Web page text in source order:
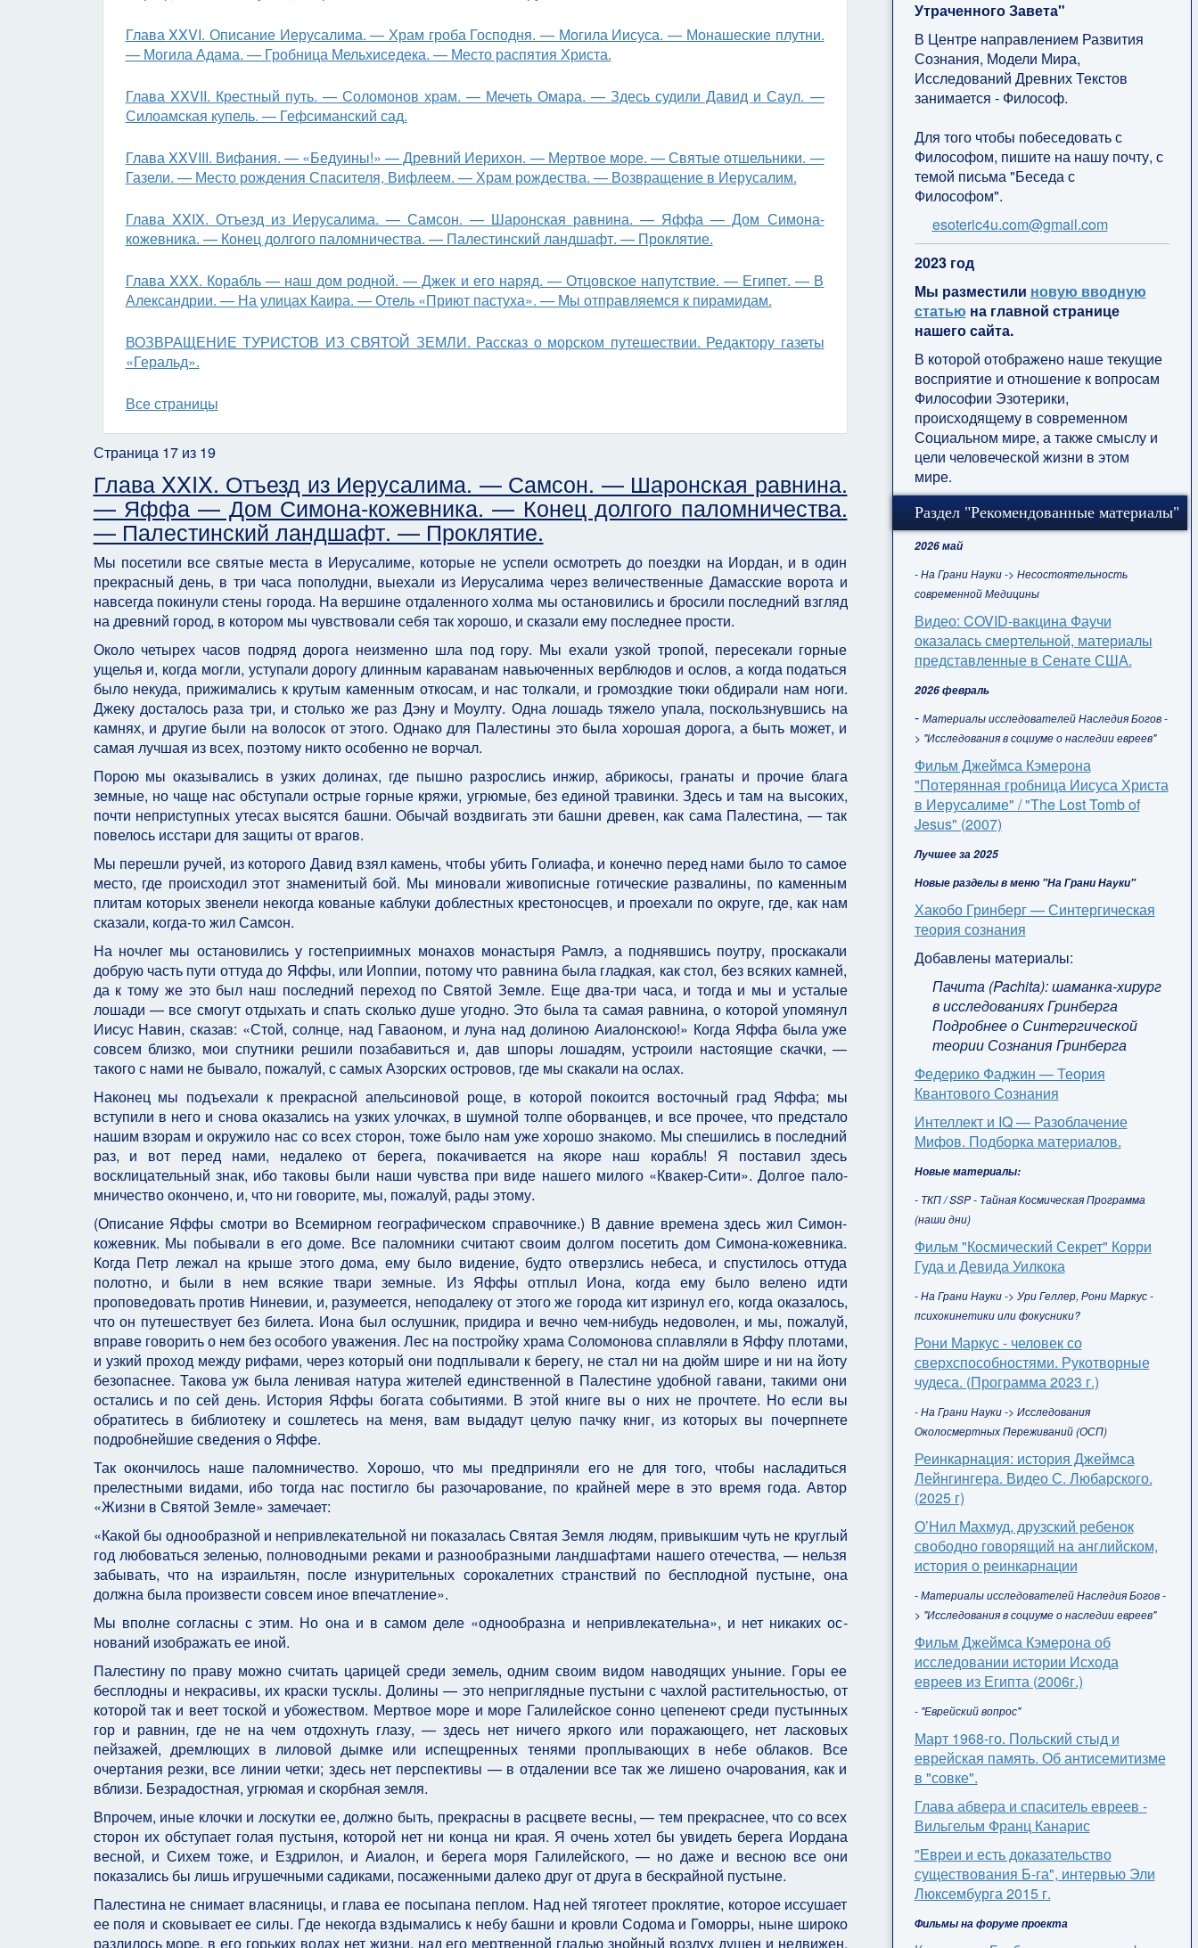
Глава XXVI. Описание Иерусалима. — Храм гроба Господня. — Могила Иисуса. — Монашеские плутни.
— Могила Адама. — Гробница Мельхиседека. — Место распятия Христа.
Глава XXVII. Крестный путь. — Соломонов храм. — Мечеть Омара. — Здесь судили Давид и Саул. —
Силоамская купель. — Гефсиманский сад.
Глава XXVIII. Вифания. — «Бедуины!» — Древний Иерихон. — Мертвое море. — Святые отшельники. —
Газели. — Место рождения Спасителя, Вифлеем. — Храм рождества. — Возвращение в Иерусалим.
Глава XXIX. Отъезд из Иерусалима. — Самсон. — Шаронская равнина. — Яффа — Дом Симона-
кожевника. — Конец долгого паломни­чества. — Палестинский ландшафт. — Проклятие.
Глава XXX. Корабль — наш дом родной. — Джек и его наряд. — Отцов­ское напутствие. — Египет. — В
Александрии. — На улицах Каира. — Отель «Приют пастуха». — Мы отправляемся к пирамидам.
ВОЗВРАЩЕНИЕ ТУРИСТОВ ИЗ СВЯТОЙ ЗЕМЛИ. Рассказ о морском путешествии. Редактору газеты
«Геральд».
Все страницы
Страница 17 из 19
Глава XXIX. Отъезд из Иерусалима. — Самсон. — Шаронская равнина.
— Яффа — Дом Симона-кожевника. — Конец долгого паломни­чества.
— Палестинский ландшафт. — Проклятие.
Мы посетили все святые места в Иерусалиме, кото­рые не успели осмотреть до поездки на Иордан, и в один
прекрасный день, в три часа пополудни, выехали из Иерусалима через величественные Дамас­ские ворота и
навсегда покинули стены города. На вершине отдаленного холма мы остановились и броси­ли последний взгляд
на древний город, в котором мы чувствовали себя так хорошо, и сказали ему последнее прости.
Около четырех часов подряд дорога неизменно шла под гору. Мы ехали узкой тропой, пересекали горные
ущелья и, когда могли, уступали дорогу длинным ка­раванам навьюченных верблюдов и ослов, а когда податься
было некуда, прижимались к крутым камен­ным откосам, и нас толкали, и громоздкие тюки об­дирали нам ноги.
Джеку досталось раза три, и столько же раз Дэну и Моулту. Одна лошадь тяжело упала, поскользнувшись на
камнях, и другие были на волосок от этого. Однако для Палестины это была хорошая дорога, а быть может, и
самая лучшая из всех, поэтому никто особенно не ворчал.
Порою мы оказывались в узких долинах, где пыш­но разрослись инжир, абрикосы, гранаты и прочие блага
земные, но чаще нас обступали острые горные кряжи, угрюмые, без единой травинки. Здесь и там на высоких,
почти неприступных утесах высятся башни. Обычай воздвигать эти башни древен, как сама Пале­стина, — так
повелось исстари для защиты от врагов.
Мы перешли ручей, из которого Давид взял ка­мень, чтобы убить Голиафа, и конечно перед нами было то самое
место, где происходил этот знаменитый бой. Мы миновали живописные готические развалины, по каменным
плитам которых звенели некогда кова­ные каблуки доблестных крестоносцев, и проехали по округе, где, как нам
сказали, когда-то жил Самсон.
На ночлег мы остановились у гостеприимных мона­хов монастыря Рамлэ, а поднявшись поутру, проскака­ли
добрую часть пути оттуда до Яффы, или Иоппии, потому что равнина была гладкая, как стол, без всяких камней,
да к тому же это был наш последний переход по Святой Земле. Еще два-три часа, и тогда и мы и усталые
лошади — все смогут отдыхать и спать сколько душе угодно. Это была та самая равнина, о которой упомянул
Иисус Навин, сказав: «Стой, солн­це, над Гаваоном, и луна над долиною Аиалонскою!» Когда Яффа была уже
совсем близко, мои спутники решили позабавиться и, дав шпоры лошадям, устро­или настоящие скачки, —
такого с нами не бывало, пожалуй, с самых Азорских островов, где мы скакали на ослах.
Наконец мы подъехали к прекрасной апельсиновой роще, в которой покоится восточный град Яффа; мы
вступили в него и снова оказались на узких улочках, в шумной толпе оборванцев, и все прочее, что пред­стало
нашим взорам и окружило нас со всех сторон, тоже было нам уже хорошо знакомо. Мы спешились в последний
раз, и вот перед нами, недалеко от берега, покачивается на якоре наш корабль! Я поставил здесь
восклицательный знак, ибо таковы были наши чувства при виде нашего милого «Квакер-Сити». Долгое пало­
мничество окончено, и, что ни говорите, мы, пожалуй, рады этому.
(Описание Яффы смотри во Всемирном географи­ческом справочнике.) В давние времена здесь жил Си­мон-
кожевник. Мы побывали в его доме. Все палом­ники считают своим долгом посетить дом Симона-кожевника.
Когда Петр лежал на крыше этого дома, ему было видение, будто отверзлись небеса, и спусти­лось оттуда
полотно, и были в нем всякие твари земные. Из Яффы отплыл Иона, когда ему было веле­но идти
проповедовать против Ниневии, и, разумеется, неподалеку от этого же города кит изринул его, когда оказалось,
что он путешествует без билета. Иона был ослушник, придира и вечно чем-нибудь недоволен, и мы, пожалуй,
вправе говорить о нем без особого уважения. Лес на постройку храма Соломонова сплав­ляли в Яффу плотами,
и узкий проход между рифами, через который они подплывали к берегу, не стал ни на дюйм шире и ни на йоту
безопаснее. Такова уж была ленивая натура жителей единственной в Палестине удобной гавани, такими они
остались и по сей день. История Яффы богата событиями. В этой книге вы о них не прочтете. Но если вы
обратитесь в библиотеку и сошлетесь на меня, вам выдадут целую пачку книг, из которых вы почерпнете
подробнейшие сведения о Яффе.
Так окончилось наше паломничество. Хорошо, что мы предприняли его не для того, чтобы насладиться
прелестными видами, ибо тогда нас постигло бы раз­очарование, по крайней мере в это время года. Автор
«Жизни в Святой Земле» замечает:
«Какой бы однообразной и непривлекательной ни показалась Святая Земля людям, привыкшим чуть не круглый
год любоваться зеленью, полноводными ре­ками и разнообразными ландшафтами нашего отече­ства, — нельзя
забывать, что на израильтян, после из­нурительных сорокалетних странствий по бесплодной пустыне, она
должна была произвести совсем иное впечатление».
Мы вполне согласны с этим. Но она и в самом деле «однообразна и непривлекательна», и нет никаких ос­
нований изображать ее иной.
Палестину по праву можно считать царицей среди земель, одним своим видом наводящих уныние. Горы ее
бесплодны и некрасивы, их краски тусклы. Доли­ны — это неприглядные пустыни с чахлой раститель­ностью, от
которой так и веет тоской и убожеством. Мертвое море и море Галилейское сонно цепенеют среди пустынных
гор и равнин, где не на чем отдох­нуть глазу, — здесь нет ничего яркого или поражающе­го, нет ласковых
пейзажей, дремлющих в лиловой дымке или испещренных тенями проплывающих в небе облаков. Все
очертания резки, все линии четки; здесь нет перспективы — в отдалении все так же лишено очарования, как и
вблизи. Безрадостная, угрюмая и скорбная земля.
Впрочем, иные клочки и лоскутки ее, должно быть, прекрасны в расцвете весны, — тем прекраснее, что со всех
сторон их обступает голая пустыня, которой нет ни конца ни края. Я очень хотел бы увидеть берега Иордана
весной, и Сихем тоже, и Ездрилон, и Аиалон, и берега моря Галилейского, — но даже и весною все они
показались бы лишь игрушечными садиками, поса­женными далеко друг от друга в бескрайной пустыне.
Палестина не снимает власяницы, и глава ее посы­пана пеплом. Над ней тяготеет проклятие, которое иссушает
ее поля и сковывает ее силы. Где некогда вздымались к небу башни и кровли Содома и Гоморры, ныне широко
разлилось море, в его горьких водах нет жизни, над его мертвенной гладью знойный воздух душен и недвижен,
Утраченного Завета"
В Центре направлением Развития
Сознания, Модели Мира,
Исследований Древних Текстов
занимается - Философ.
Для того чтобы побеседовать с
Философом, пишите на нашу почту, с
темой письма "Беседа с
Философом".
esoteric4u.com@gmail.com
2023 год
Мы разместили новую вводную
статью на главной странице
нашего сайта.
В которой отображено наше текущие
восприятие и отношение к вопросам
Философии Эзотерики,
происходящему в современном
Социальном мире, а также смыслу и
цели человеческой жизни в этом
мире.
Раздел "Рекомендованные материалы"
2026 май
- На Грани Науки -> Несостоятельность
современной Медицины
Видео: COVID-вакцина Фаучи
оказалась смертельной, материалы
представленные в Сенате США.
2026 февраль
- Материалы исследователей Наследия Богов -
> "Исследования в социуме о наследии евреев"
Фильм Джеймса Кэмерона
"Потерянная гробница Иисуса Христа
в Иерусалиме" / "The Lost Tomb of
Jesus" (2007)
Лучшее за 2025
Новые разделы в меню "На Грани Науки"
Хакобо Гринберг — Синтергическая
теория сознания
Добавлены материалы:
Пачита (Pachita): шаманка-хирург
в исследованиях Гринберга
Подробнее о Синтергической
теории Сознания Гринберга
Федерико Фаджин — Теория
Квантового Сознания
Интеллект и IQ — Разоблачение
Мифов. Подборка материалов.
Новые материалы:
- ТКП / SSP - Тайная Космическая Программа
(наши дни)
Фильм "Космический Секрет" Корри
Гуда и Девида Уилкока
- На Грани Науки -> Ури Геллер, Рони Маркус -
психокинетики или фокусники?
Рони Маркус - человек со
сверхспособностями. Рукотворные
чудеса. (Программа 2023 г.)
- На Грани Науки -> Исследования
Околосмертных Переживаний (ОСП)
Реинкарнация: история Джеймса
Лейнгингера. Видео С. Любарского.
(2025 г)
О’Нил Махмуд, друзский ребенок
свободно говорящий на английском,
история о реинкарнации
- Материалы исследователей Наследия Богов -
> "Исследования в социуме о наследии евреев"
Фильм Джеймса Кэмерона об
исследовании истории Исхода
евреев из Египта (2006г.)
- "Еврейский вопрос"
Март 1968-го. Польский стыд и
еврейская память. Об антисемитизме
в "совке".
Глава абвера и спаситель евреев -
Вильгельм Франц Канарис
"Евреи и есть доказательство
существования Б-га", интервью Эли
Люксембурга 2015 г.
Фильмы на форуме проекта